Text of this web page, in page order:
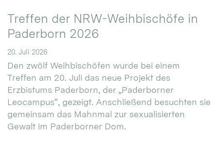
Treffen der NRW-Weihbischöfe in
Paderborn 2026
20. Juli 2026
Den zwölf Weihbischöfen wurde bei einem
Treffen am 20. Juli das neue Projekt des
Erzbistums Paderborn, der „Paderborner
Leocampus“, gezeigt. Anschließend besuchten sie
gemeinsam das Mahnmal zur sexualisierten
Gewalt im Paderborner Dom.